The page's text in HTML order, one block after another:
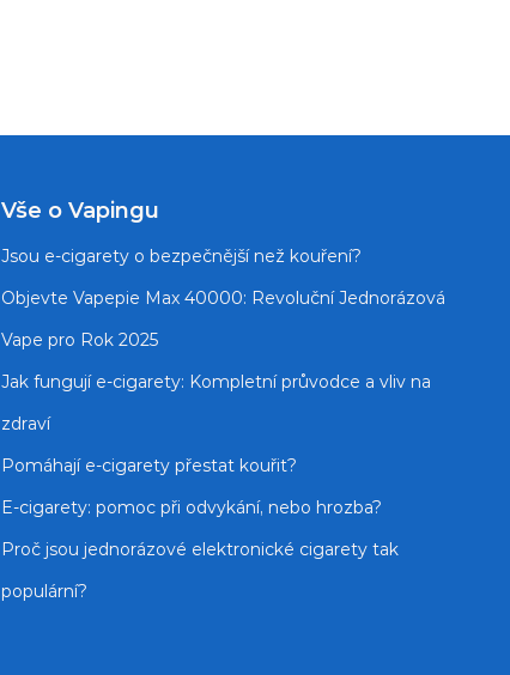
Vše o Vapingu
Jsou e‑cigarety o bezpečnější než kouření?
Objevte Vapepie Max 40000: Revoluční Jednorázová
Vape pro Rok 2025
Jak fungují e-cigarety: Kompletní průvodce a vliv na
zdraví
Pomáhají e-cigarety přestat kouřit?
E‑cigarety: pomoc při odvykání, nebo hrozba?
Proč jsou jednorázové elektronické cigarety tak
populární?